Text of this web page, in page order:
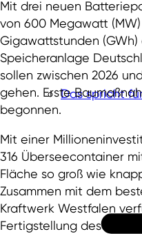
Das spricht
Mit drei neuen
von 600 Megawatt
Gigawattstunden
Speicheranlage
sollen zwischen 2026
gehen. Erste
begonnen.
Mit einer
316 Überseecontainer
Fläche so groß wie
Zusammen mit dem
Kraftwerk Westfalen
Fertigstellung des neuen